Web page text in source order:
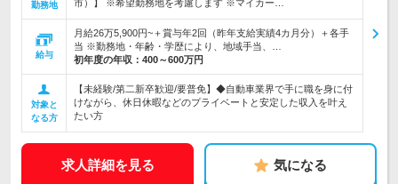
勤務地 市）】 ※希望勤務地を考慮します ※マイカー…
給与
月給26万5,900円~＋賞与年2回（昨年支給実績4カ月分）＋各手
当 ※勤務地・年齢・学歴により、地域手当、…
初年度の年収： 400～600万円
対象と
なる方
【未経験/第二新卒歓迎/要普免】◆自動車業界で手に職を身に付
けながら、休日休暇などのプライベートと安定した収入を叶え
たい方
求人詳細を見る 気になる